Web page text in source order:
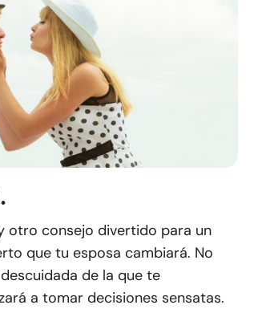
otro consejo divertido para un
que tu esposa cambiará. No
de la que te
a tomar decisiones sensatas.